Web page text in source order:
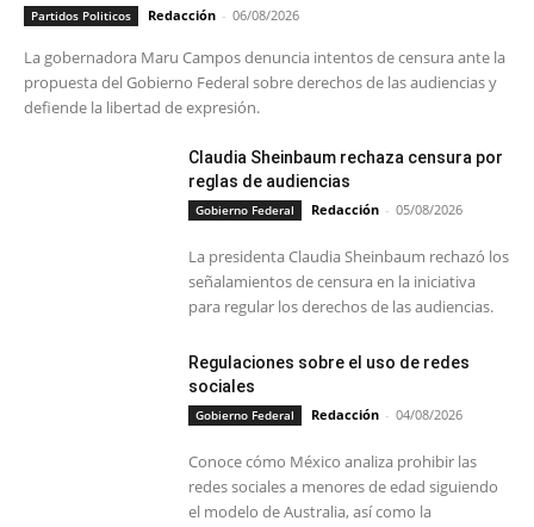
Partidos Politicos Redacción - 06/08/2026
La gobernadora Maru Campos denuncia intentos de censura ante la
propuesta del Gobierno Federal sobre derechos de las audiencias y
defiende la libertad de expresión.
Claudia Sheinbaum rechaza censura por
reglas de audiencias
Gobierno Federal Redacción - 05/08/2026
La presidenta Claudia Sheinbaum rechazó los
señalamientos de censura en la iniciativa
para regular los derechos de las audiencias.
Regulaciones sobre el uso de redes
sociales
Gobierno Federal Redacción - 04/08/2026
Conoce cómo México analiza prohibir las
redes sociales a menores de edad siguiendo
el modelo de Australia, así como la